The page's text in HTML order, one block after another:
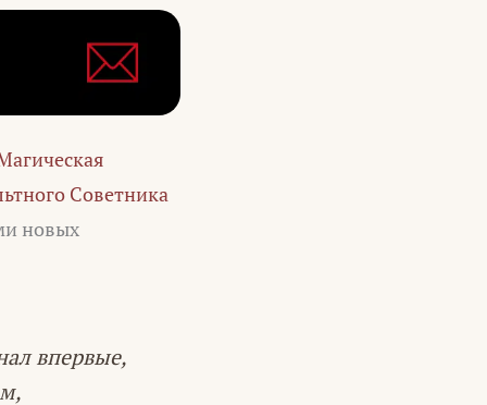
Советника
новых
впервые,